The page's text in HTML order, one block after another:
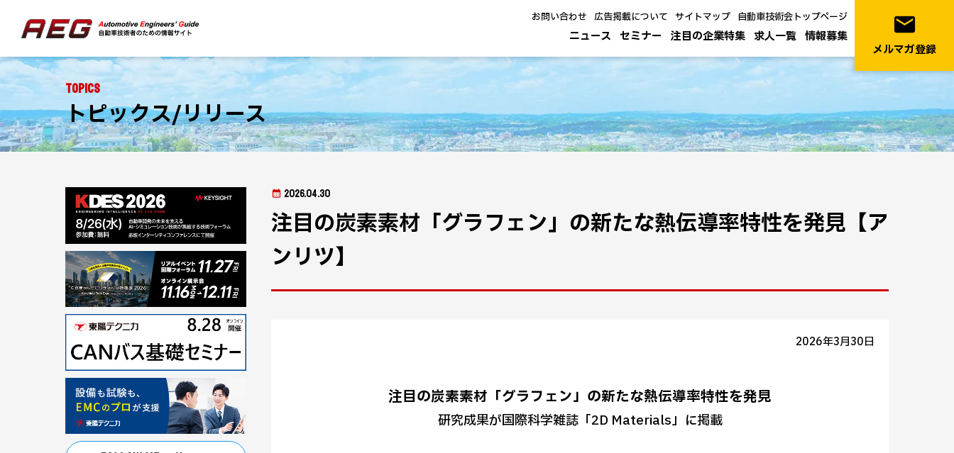
ニュース セミナー 注目の企業特集 求人一覧 情報募集
お問い合わせ 広告掲載について サイトマップ 自動車技術会トップページ email
メルマガ登録
Topics
トピックス/リリース
2026.04.30
注目の炭素素材「グラフェン」の新たな熱伝導率特性を発見【ア
ンリツ】
2026年3月30日
注目の炭素素材「グラフェン」の新たな熱伝導率特性を発見
研究成果が国際科学雑誌「2D Materials」に掲載